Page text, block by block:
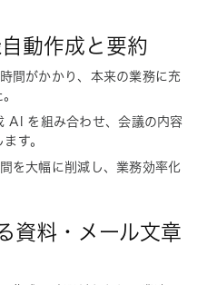
動作成と要約
間がかかり、本来の業務に充
AI を組み合わせ、会議の内容
す。
を大幅に削減し、業務効率化
資料・メール文章